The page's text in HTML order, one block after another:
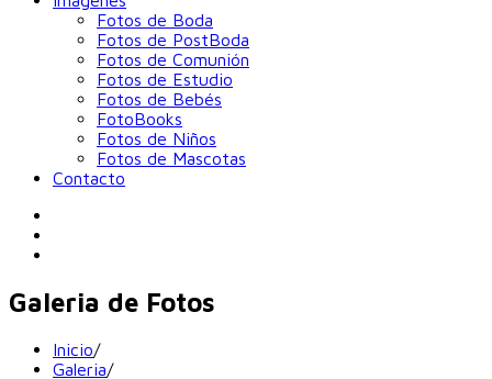
Fotos de Boda
Fotos de PostBoda
Fotos de Comunión
Fotos de Estudio
Fotos de Bebés
FotoBooks
Fotos de Niños
Fotos de Mascotas
Contacto
Galeria de Fotos
Inicio/
Galeria/